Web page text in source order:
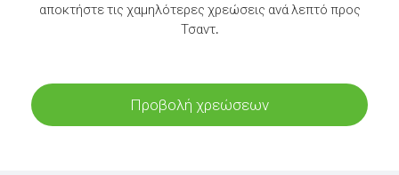
αποκτήστε τις χαμηλότερες χρεώσεις ανά λεπτό προς
Τσαντ.
Προβολή χρεώσεων